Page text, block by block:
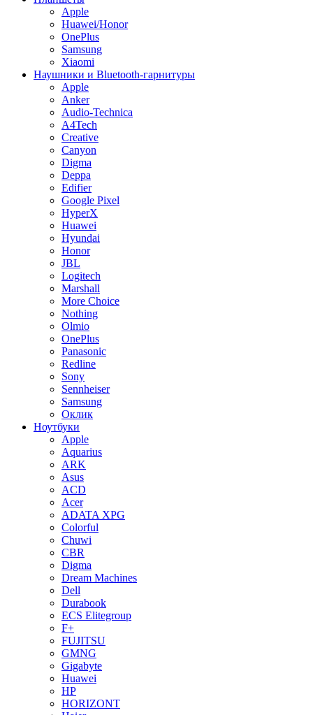
Apple
Huawei/Honor
OnePlus
Samsung
Xiaomi
Наушники и Bluetooth-гарнитуры
Apple
Anker
Audio-Technica
A4Tech
Creative
Canyon
Digma
Deppa
Edifier
Google Pixel
HyperX
Huawei
Hyundai
Honor
JBL
Logitech
Marshall
More Choice
Nothing
Olmio
OnePlus
Panasonic
Redline
Sony
Sennheiser
Samsung
Оклик
Ноутбуки
Apple
Aquarius
ARK
Asus
ACD
Acer
ADATA XPG
Colorful
Chuwi
CBR
Digma
Dream Machines
Dell
Durabook
ECS Elitegroup
F+
FUJITSU
GMNG
Gigabyte
Huawei
HP
HORIZONT